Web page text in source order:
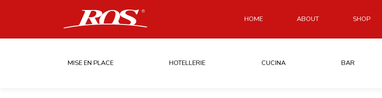
HOME ABOUT SHOP
MISE EN PLACE HOTELLERIE CUCINA BAR